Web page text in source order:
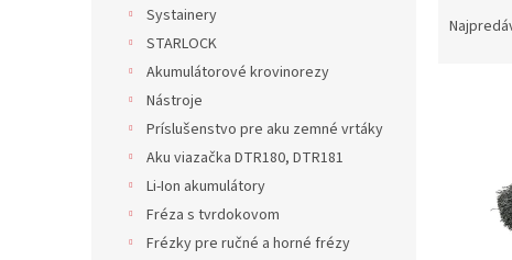
Systainery
STARLOCK
Akumulátorové krovinorezy
Nástroje
Príslušenstvo pre aku zemné vrtáky
Aku viazačka DTR180, DTR181
Li-Ion akumulátory
Fréza s tvrdokovom
Frézky pre ručné a horné frézy